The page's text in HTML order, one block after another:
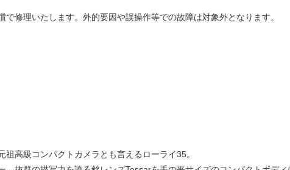
修理いたします。外的要因や誤操作等での故障は対象外となります。
高級コンパクトカメラとも言えるローライ35。